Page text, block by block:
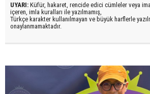
UYARI: Küfür, hakaret, rencide edici cümleler veya
içeren, imla kuralları ile yazılmamış,
Türkçe karakter kullanılmayan ve büyük harflerle
onaylanmamaktadır.